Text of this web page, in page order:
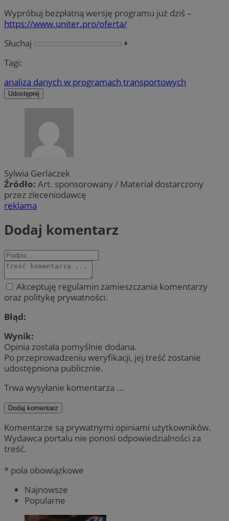
Wypróbuj bezpłatną wersję programu już dziś –
https://www.uniter.pro/oferta/
Słuchaj
⏵︎
Tagi:
analiza danych w programach transportowych
Udostępnij
Sylwia Gerlaczek
Źródło: Art. sponsorowany / Materiał dostarczony
przez zleceniodawcę
reklama
Dodaj komentarz
Akceptuję regulamin zamieszczania komentarzy
oraz politykę prywatności.
Błąd:
Wynik:
Opinia została pomyślnie dodana.
Po przeprowadzeniu weryfikacji, jej treść zostanie
udostępniona publicznie.
Trwa wysyłanie komentarza ...
Dodaj komentarz
Komentarze są prywatnymi opiniami użytkowników.
Wydawca portalu nie ponosi odpowiedzialności za
treść.
* pola obowiązkowe
Najnowsze
Popularne